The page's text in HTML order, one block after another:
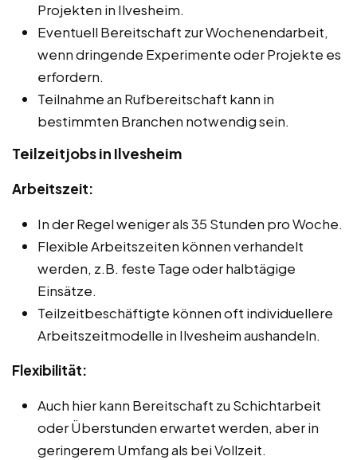
Projekten in Ilvesheim.
Eventuell Bereitschaft zur Wochenendarbeit,
wenn dringende Experimente oder Projekte es
erfordern.
Teilnahme an Rufbereitschaft kann in
bestimmten Branchen notwendig sein.
Teilzeitjobs in Ilvesheim
Arbeitszeit:
In der Regel weniger als 35 Stunden pro Woche.
Flexible Arbeitszeiten können verhandelt
werden, z.B. feste Tage oder halbtägige
Einsätze.
Teilzeitbeschäftigte können oft individuellere
Arbeitszeitmodelle in Ilvesheim aushandeln.
Flexibilität:
Auch hier kann Bereitschaft zu Schichtarbeit
oder Überstunden erwartet werden, aber in
geringerem Umfang als bei Vollzeit.